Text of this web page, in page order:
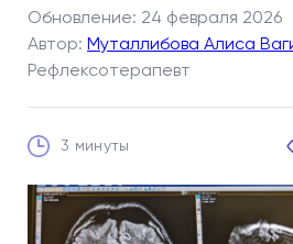
Обновление: 24 февраля 2026
Автор: Муталлибова Алиса
Рефлексотерапевт
3 минуты